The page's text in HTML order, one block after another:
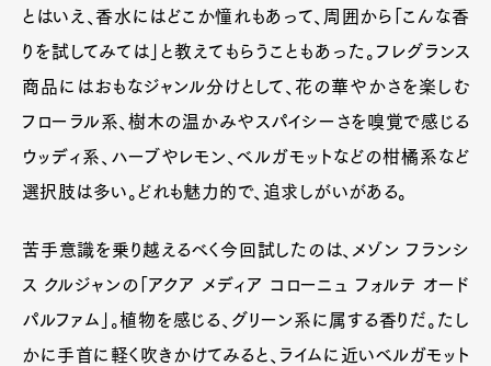
とはいえ、香水にはどこか憧れもあって、周囲から「こんな香
りを試してみては」と教えてもらうこともあった。フレグランス
商品にはおもなジャンル分けとして、花の華やかさを楽しむ
フローラル系、樹木の温かみやスパイシーさを嗅覚で感じる
ウッディ系、ハーブやレモン、ベルガモットなどの柑橘系など
選択肢は多い。どれも魅力的で、追求しがいがある。
苦手意識を乗り越えるべく今回試したのは、メゾン フランシ
ス クルジャンの「アクア メディア コローニュ フォルテ オード
パルファム」。植物を感じる、グリーン系に属する香りだ。たし
かに手首に軽く吹きかけてみると、ライムに近いベルガモット